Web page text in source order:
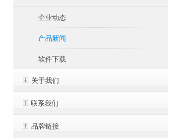
企业动态
产品新闻
软件下载
关于我们
联系我们
品牌链接